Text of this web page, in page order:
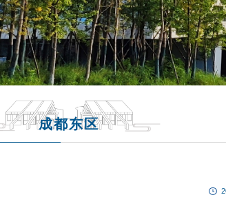
成都东区